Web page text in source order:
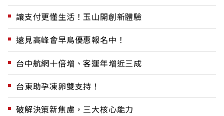
讓支付更懂生活！玉山開創新體驗
遠見高峰會早鳥優惠報名中！
台中航網十倍增、客運年增近三成
台東助孕凍卵雙支持！
破解決策新焦慮，三大核心能力